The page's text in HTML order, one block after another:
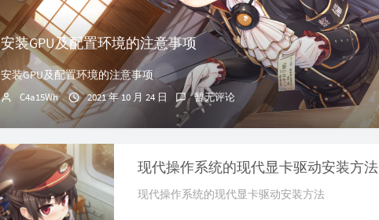
安装GPU及配置环境的注意事项
安装GPU及配置环境的注意事项
C4a15Wh 2021 年 10 月 24 日 暂无评论
现代操作系统的现代显卡驱动安装方法
现代操作系统的现代显卡驱动安装方法